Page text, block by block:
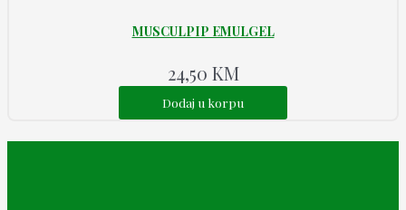
MUSCULPIP EMULGEL
24,50 KM
Dodaj u korpu